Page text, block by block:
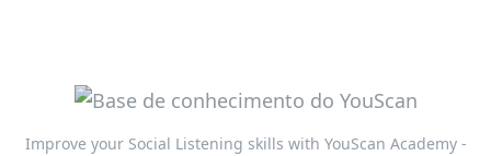
Improve your Social Listening skills with YouScan Academy -